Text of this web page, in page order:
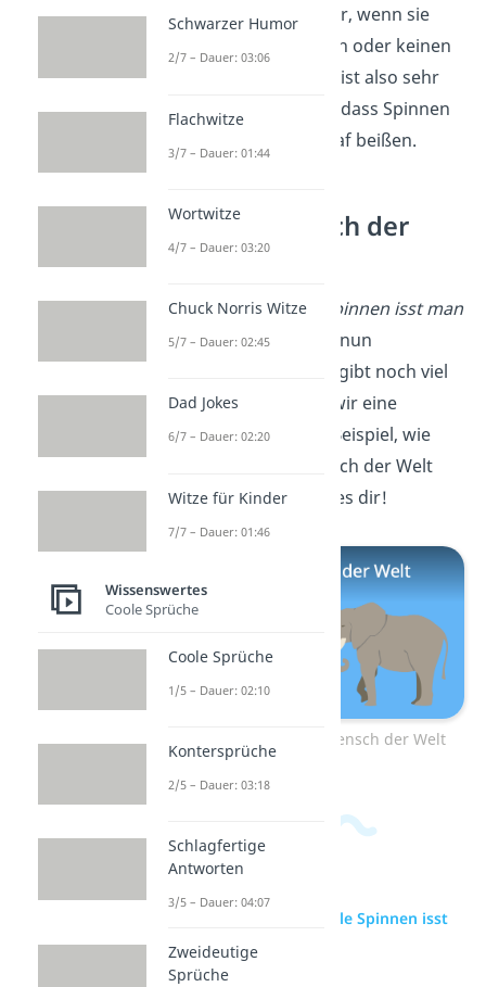
Spinnen beißen nur, wenn sie
sich bedroht fühlen oder keinen
Ausweg finden. Es ist also sehr
unwahrscheinlich, dass Spinnen
Menschen im Schlaf beißen.
Größter Mensch der
Welt
Die Frage„Wie viele Spinnen isst man
im Schlaf?“haben wir nun
beantwortet. Doch es gibt noch viel
mehr Fragen, auf die wir eine
Antwort haben: Zum Beispiel, wie
groß der größte Mensch der Welt
ist?Hiererzählen wir es dir!
Zum Video: Größter Mensch der Welt
zur Videoseite: Wie viele Spinnen isst
Schwarzer Humor
2/7 – Dauer: 03:06
Flachwitze
3/7 – Dauer: 01:44
Wortwitze
4/7 – Dauer: 03:20
Chuck Norris Witze
5/7 – Dauer: 02:45
Dad Jokes
6/7 – Dauer: 02:20
Witze für Kinder
7/7 – Dauer: 01:46
Wissenswertes
Coole Sprüche
Coole Sprüche
1/5 – Dauer: 02:10
Kontersprüche
2/5 – Dauer: 03:18
Schlagfertige
Antworten
3/5 – Dauer: 04:07
Zweideutige
Sprüche